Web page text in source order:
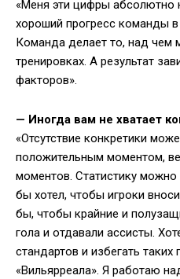
«Меня эти цифры абсолютно
хороший прогресс команды в
Команда делает то, над чем
тренировках. А результат
факторов».
— Иногда вам не хватает
«Отсутствие конкретики
положительным моментом,
моментов. Статистику можно
бы хотел, чтобы игроки
бы, чтобы крайние и
гола и отдавали ассисты.
стандартов и избегать таких
«Вильярреала». Я работаю